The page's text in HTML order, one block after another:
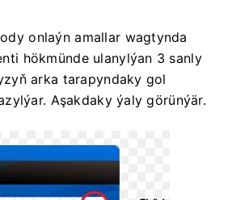
onlaýn amallar wagtynda
hökmünde ulanylýan 3 sanly
arka tarapyndaky gol
Aşakdaky ýaly görünýär.